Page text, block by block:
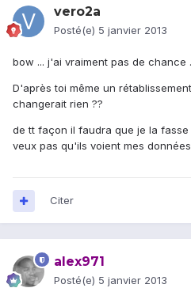
vero2a
Posté(e) 5 janvier 2013
bow ... j'ai vraiment pas de chance
D'après toi même un
changerait rien ??
de tt façon il faudra que je la fasse
veux pas qu'ils voient mes données
Citer
alex971
Posté(e) 5 janvier 2013